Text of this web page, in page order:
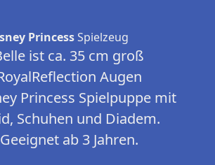
PrincessSpielzeug
ist ca. 35 cm groß
Augen
Princess Spielpuppe mit
Schuhen und Diadem.
Geeignet ab 3 Jahren.